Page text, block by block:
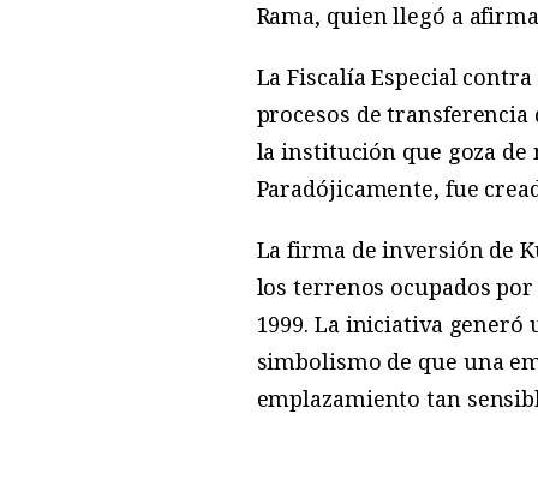
Rama, quien llegó a
La Fiscalía Especial
procesos de transferencia
la institución que goza de
Paradójicamente, fue
La firma de inversión de
los terrenos ocupados
1999. La iniciativa
simbolismo de que una
emplazamiento tan